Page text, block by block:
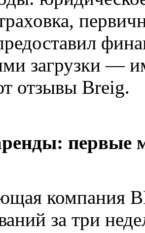
загрузки —
отзывы Breig.
первые
компания
за три